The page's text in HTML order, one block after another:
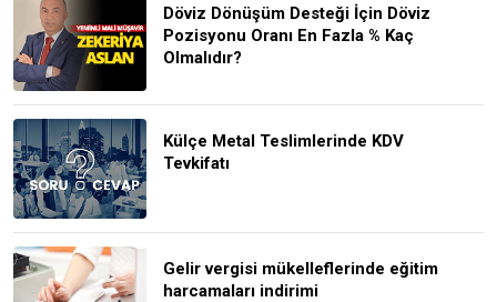
Döviz Dönüşüm Desteği İçin Döviz
Pozisyonu Oranı En Fazla % Kaç
Olmalıdır?
Külçe Metal Teslimlerinde KDV
Tevkifatı
Gelir vergisi mükelleflerinde eğitim
harcamaları indirimi